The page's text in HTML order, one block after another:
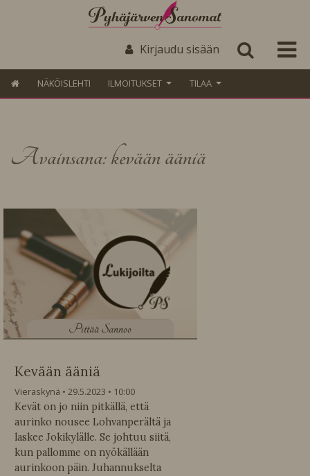
Kirjaudu sisään
NÄKÖISLEHTI ILMOITUKSET TILAA
Avainsana: kevään ääniä
Pittää Sannoo
Kevään ääniä
Vieraskynä 29.5.2023
10:00
Kevät on jo niin pitkällä, että
aurinko nousee Lohvanperältä ja
laskee Jokikylälle. Se johtuu siitä,
kun pallomme on nyökällään
aurinkoon päin. Juhannukselta